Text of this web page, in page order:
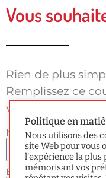
Politique en
Nous utilisons des
site Web pour vous
l'expérience la plus
mémorisant vos
Vous
Rien de plus
Remplissez ce
votre message.
Nom
E-mail